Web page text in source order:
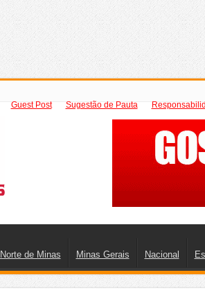
Guest Post Sugestão de Pauta
Norte de Minas Minas Gerais Nacional